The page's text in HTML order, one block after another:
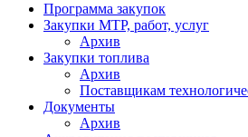
Программа закупок
Закупки МТР, работ, услуг
Архив
Закупки топлива
Архив
Поставщикам
Документы
Архив